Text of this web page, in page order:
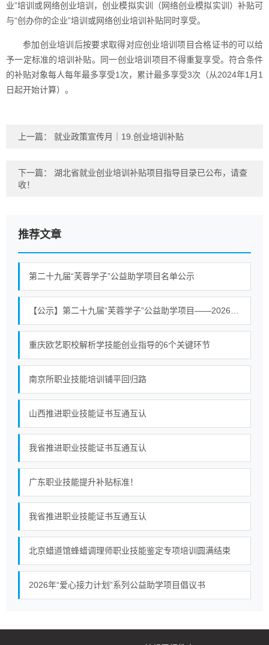
业”培训或网络创业培训，创业模拟实训（网络创业模拟实训）补贴可
与“创办你的企业”培训或网络创业培训补贴同时享受。
参加创业培训后按要求取得对应创业培训项目合格证书的可以给
予一定标准的培训补贴。同一创业培训项目不得重复享受。符合条件
的补贴对象每人每年最多享受1次，累计最多享受3次（从2024年1月1
日起开始计算）。
上一篇： 就业政策宣传月｜19.创业培训补贴
下一篇： 湖北省就业创业培训补贴项目指导目录已公布，请查
收！
推荐文章
第二十九届“芙蓉学子”公益助学项目名单公示
重庆欧艺职校解析学技能创业指导的6个关键环节
南京所职业技能培训铺平回归路
山西推进职业技能证书互通互认
我省推进职业技能证书互通互认
广东职业技能提升补贴标准！
我省推进职业技能证书互通互认
北京蜡道馆蜂蜡调理师职业技能鉴定专项培训圆满结束
2026年“爱心接力计划”系列公益助学项目倡议书